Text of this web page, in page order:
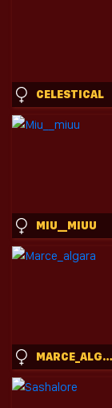
CELESTICAL
MIU__MIUU
MARCE_ALGARA